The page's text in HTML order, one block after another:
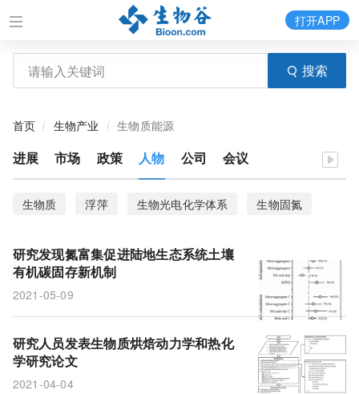
搜索
打开APP
首页 生物产业 生物质能源
进展 市场 政策 人物 公司 会议
生物质 浮萍 生物光电化学体系
生物固氮
研究发现氮富集促进陆地生态系统土壤
有机碳固存新机制
2021-05-09
研究人员发表生物质烘焙动力学和热化
学研究论文
2021-04-04